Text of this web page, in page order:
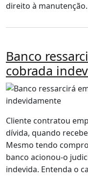
direito à manutenção.
Banco
cobrada
Cliente contratou
dívida, quando
Mesmo tendo
banco acionou-o
indevida. Entenda o